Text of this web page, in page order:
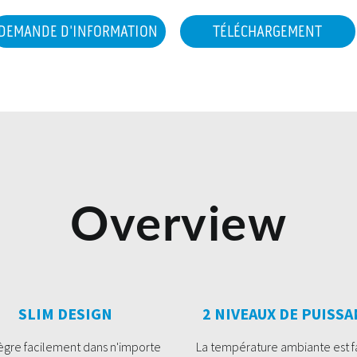
D'INFORMATION TÉLÉCHARGEMENT
Overview
SLIM DESIGN
facilement dans n'importe
2 NIVEAUX DE
La température ambiante est